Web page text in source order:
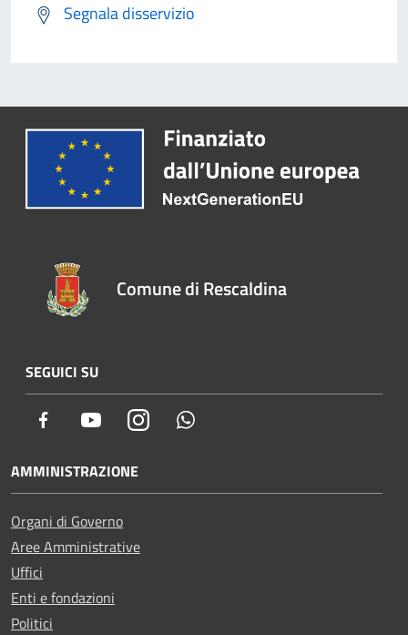
Segnala disservizio
Comune di Rescaldina
SEGUICI SU
Facebook YoutubeInstagram
AMMINISTRAZIONE
Organi di Governo
Aree Amministrative
Uffici
Enti e fondazioni
Politici